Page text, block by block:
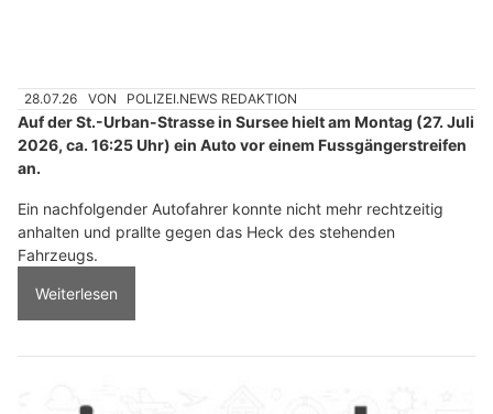
28.07.26 VON POLIZEI.NEWS REDAKTION
Auf der St.-Urban-Strasse in Sursee hielt am Montag (27. Juli
2026, ca. 16:25 Uhr) ein Auto vor einem Fussgängerstreifen
an.
Ein nachfolgender Autofahrer konnte nicht mehr rechtzeitig
anhalten und prallte gegen das Heck des stehenden
Fahrzeugs.
Weiterlesen